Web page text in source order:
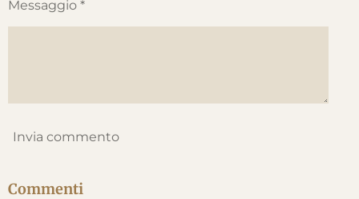
Messaggio *
Invia commento
Commenti